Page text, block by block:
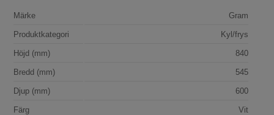
Märke Gram
Produktkategori Kyl/frys
Höjd (mm) 840
Bredd (mm) 545
Djup (mm) 600
Färg Vit